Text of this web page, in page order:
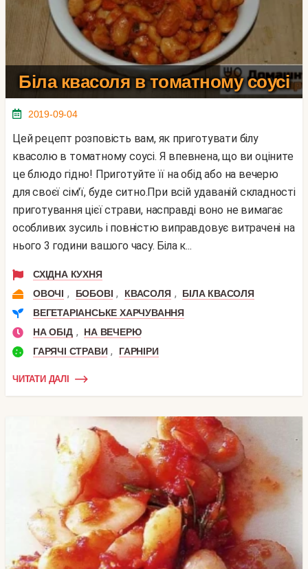
Біла квасоля в томатному соусі
2019-09-04
Цей рецепт розповість вам, як приготувати білу
квасолю в томатному соусі. Я впевнена, що ви оціните
це блюдо гідно! Приготуйте її на обід або на вечерю
для своєї сім'ї, буде ситно.При всій удаваній складності
приготування цієї страви, насправді воно не вимагає
особливих зусиль і повністю виправдовує витрачені на
нього 3 години вашого часу. Біла к...
СХІДНА КУХНЯ
ОВОЧІ , БОБОВІ , КВАСОЛЯ ,
БІЛА КВАСОЛЯ
ВЕГЕТАРІАНСЬКЕ ХАРЧУВАННЯ
НА ОБІД ,
НА ВЕЧЕРЮ
ГАРЯЧІ СТРАВИ , ГАРНІРИ
ЧИТАТИ ДАЛІ